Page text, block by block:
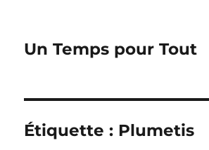
Un Temps pour Tout
Étiquette : Plumetis